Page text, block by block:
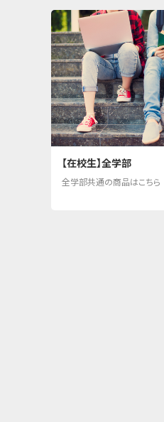
【在校生】全学部
全学部共通の商品はこちら